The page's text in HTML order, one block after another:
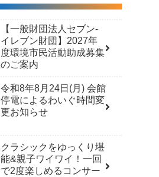
【一般財団法人セブン-
イレブン財団】2027年
度環境市民活動助成募集
のご案内
令和8年8月24日(月) 会館
停電によるわいぐ時間変
更お知らせ
クラシックをゆっくり堪
能&親子ワイワイ！一回
で2度楽しめるコンサー